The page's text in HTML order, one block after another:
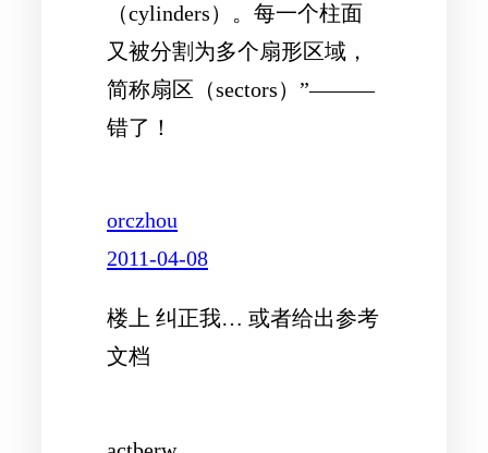
（cylinders）。每一个柱面
又被分割为多个扇形区域，
简称扇区（sectors）”———
错了！
orczhou
2011-04-08
楼上 纠正我… 或者给出参考
文档